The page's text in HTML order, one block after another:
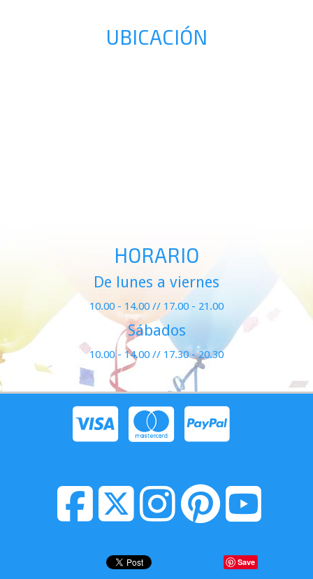
UBICACIÓN
HORARIO
De lunes a viernes
10.00 - 14.00 // 17.00 - 21.00
Sábados
10.00 - 14.00 // 17.30 - 20.30
Save